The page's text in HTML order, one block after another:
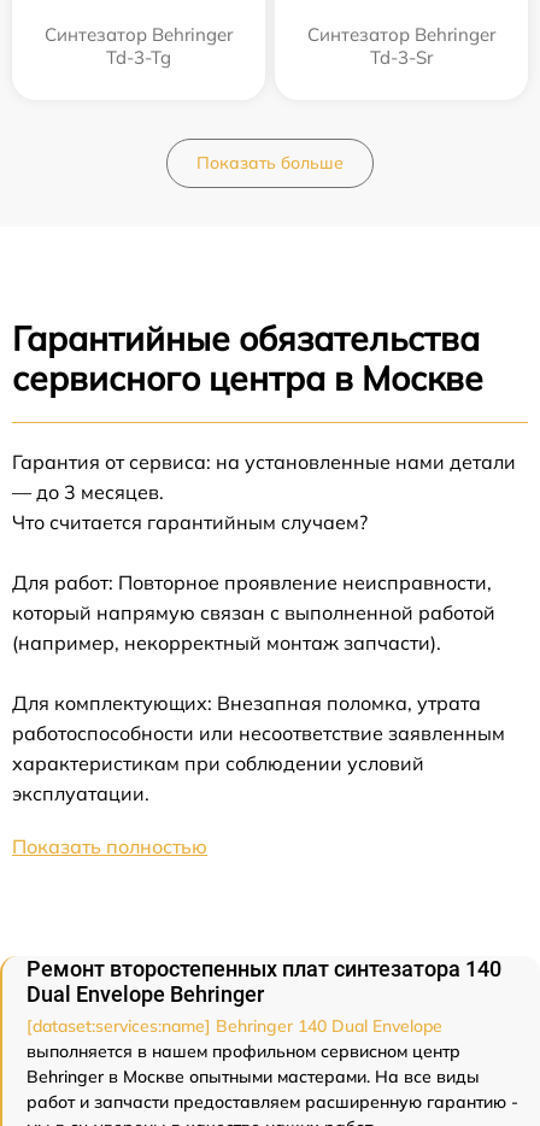
Синтезатор Behringer
Td-3-Tg
Синтезатор Behringer
Td-3-Sr
Показать больше
Гарантийные обязательства
сервисного центра в Москве
Гарантия от сервиса: на установленные нами детали
— до 3 месяцев.
Что считается гарантийным случаем?
Для работ: Повторное проявление неисправности,
который напрямую связан с выполненной работой
(например, некорректный монтаж запчасти).
Для комплектующих: Внезапная поломка, утрата
работоспособности или несоответствие заявленным
характеристикам при соблюдении условий
эксплуатации.
Показать полностью
Ремонт второстепенных плат синтезатора 140
Dual Envelope Behringer
[dataset:services:name] Behringer 140 Dual Envelope
выполняется в нашем профильном сервисном центр
Behringer в Москве опытными мастерами. На все виды
работ и запчасти предоставляем расширенную гарантию -